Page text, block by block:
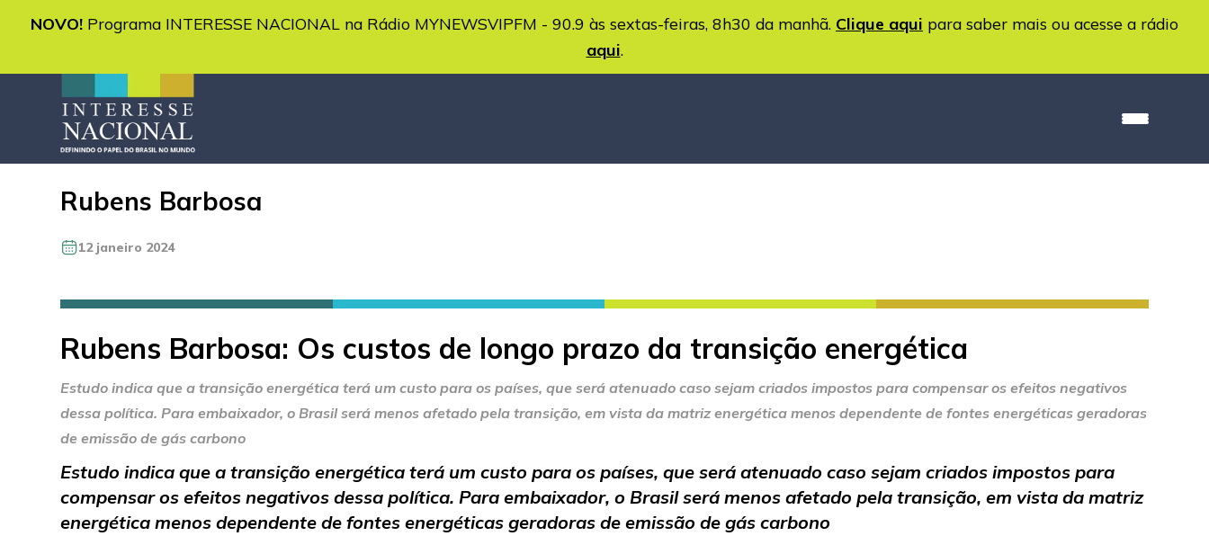
NOVO! Programa INTERESSE NACIONAL na Rádio MYNEWSVIPFM - 90.9 às sextas-feiras, 8h30 da manhã. Clique aqui para saber mais ou acesse a rádio
aqui.
Rubens Barbosa
12 janeiro 2024
Rubens Barbosa: Os custos de longo prazo da transição energética
Estudo indica que a transição energética terá um custo para os países, que será atenuado caso sejam criados impostos para compensar os efeitos negativos
dessa política. Para embaixador, o Brasil será menos afetado pela transição, em vista da matriz energética menos dependente de fontes energéticas geradoras
de emissão de gás carbono
Estudo indica que a transição energética terá um custo para os países, que será atenuado caso sejam criados impostos para
compensar os efeitos negativos dessa política. Para embaixador, o Brasil será menos afetado pela transição, em vista da matriz
energética menos dependente de fontes energéticas geradoras de emissão de gás carbono